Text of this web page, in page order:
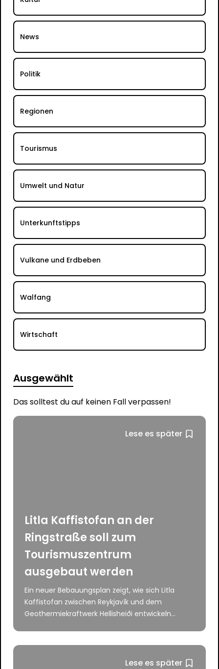
News
Politik
Regionen
Tourismus
Umwelt und Natur
Unterkunftstipps
Vulkane und Erdbeben
Walfang
Wirtschaft
Ausgewählt
Das solltest du auf keinen Fall verpassen!
Lese es später
Litla Kaffistofan an der
Ringstraße soll zum
Tourismuszentrum
ausgebaut werden
Ein neuer Bebauungsplan zeigt, wie sich Litla
Kaffistofan zwischen Reykjavík und dem
Geothermiekraftwerk Hellisheiði entwickeln...
Lese es später